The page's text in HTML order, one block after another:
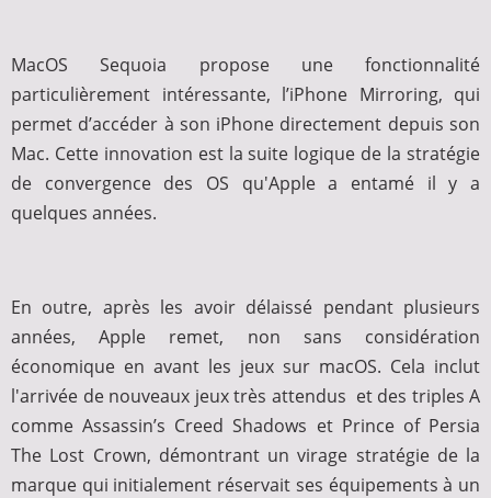
MacOS Sequoia propose une fonctionnalité
particulièrement intéressante, l’iPhone Mirroring, qui
permet d’accéder à son iPhone directement depuis son
Mac. Cette innovation est la suite logique de la stratégie
de convergence des OS qu'Apple a entamé il y a
quelques années.
En outre, après les avoir délaissé pendant plusieurs
années, Apple remet, non sans considération
économique en avant les jeux sur macOS. Cela inclut
l'arrivée de nouveaux jeux très attendus et des triples A
comme Assassin’s Creed Shadows et Prince of Persia
The Lost Crown, démontrant un virage stratégie de la
marque qui initialement réservait ses équipements à un